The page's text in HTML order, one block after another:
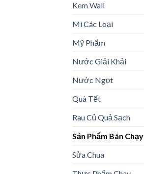
Kem Wall
Mì Các Loại
Mỹ Phẩm
Nước Giải Khải
Nước Ngọt
Quà Tết
Rau Củ Quả Sạch
Sản Phẩm Bán Chạy
Sửa Chua